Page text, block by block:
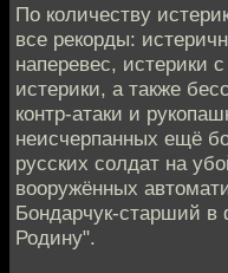
По количеству
все рекорды:
наперевес, истерики
истерики, а также
контр-атаки и
неисчерпанных ещё
русских солдат на
вооружённых
Бондарчук-старший
Родину".